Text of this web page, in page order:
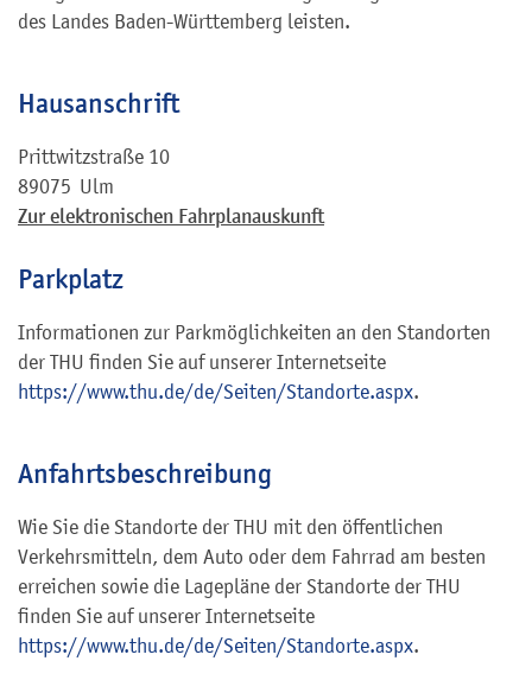
des Landes Baden-Württemberg leisten.
Hausanschrift
Prittwitzstraße 10
89075 Ulm
Zur elektronischen Fahrplanauskunft
Parkplatz
Informationen zur Parkmöglichkeiten an den Standorten
der THU finden Sie auf unserer Internetseite
https://www.thu.de/de/Seiten/Standorte.aspx.
Anfahrtsbeschreibung
Wie Sie die Standorte der THU mit den öffentlichen
Verkehrsmitteln, dem Auto oder dem Fahrrad am besten
erreichen sowie die Lagepläne der Standorte der THU
finden Sie auf unserer Internetseite
https://www.thu.de/de/Seiten/Standorte.aspx.